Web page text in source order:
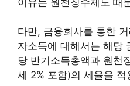
다만, 금융회사를 통한
자소득에 대해서는 해당
당 반기소득총액과 원천
세 2% 포함)의 세율을 적